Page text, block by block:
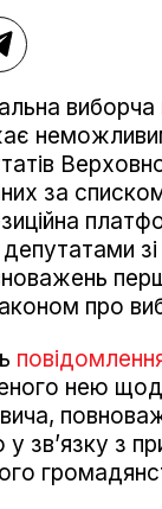
виборча
за списком
зі
про
нею
зв’язку з